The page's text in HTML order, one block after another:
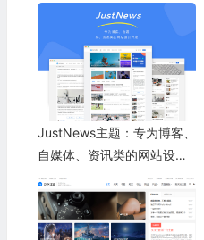
JustNews主题：专为博客、
自媒体、资讯类的网站设计
开发